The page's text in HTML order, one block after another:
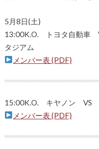
5月8日(土)
13:00K.O. トヨタ自動車
タジアム
メンバー表 (PDF)
15:00K.O. キヤノン VS
メンバー表 (PDF)